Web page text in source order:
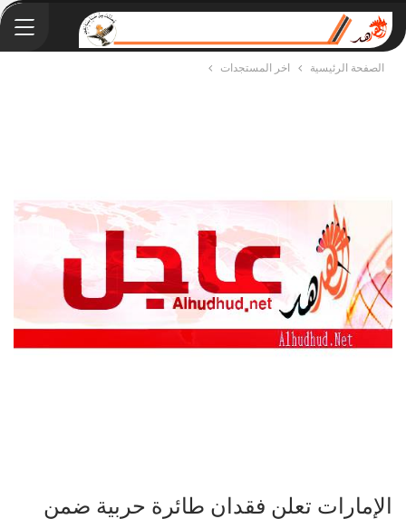
الصفحة الرئيسية اخر المستجدات
الإمارات تعلن فقدان طائرة حربية ضمن